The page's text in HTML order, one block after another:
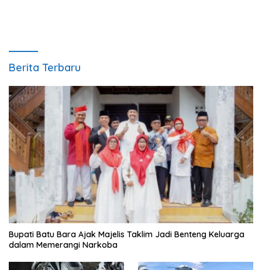
Berita Terbaru
Bupati Batu Bara Ajak Majelis Taklim Jadi Benteng Keluarga
dalam Memerangi Narkoba